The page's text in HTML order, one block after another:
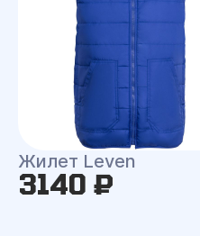
Жилет Leven
3140 ₽